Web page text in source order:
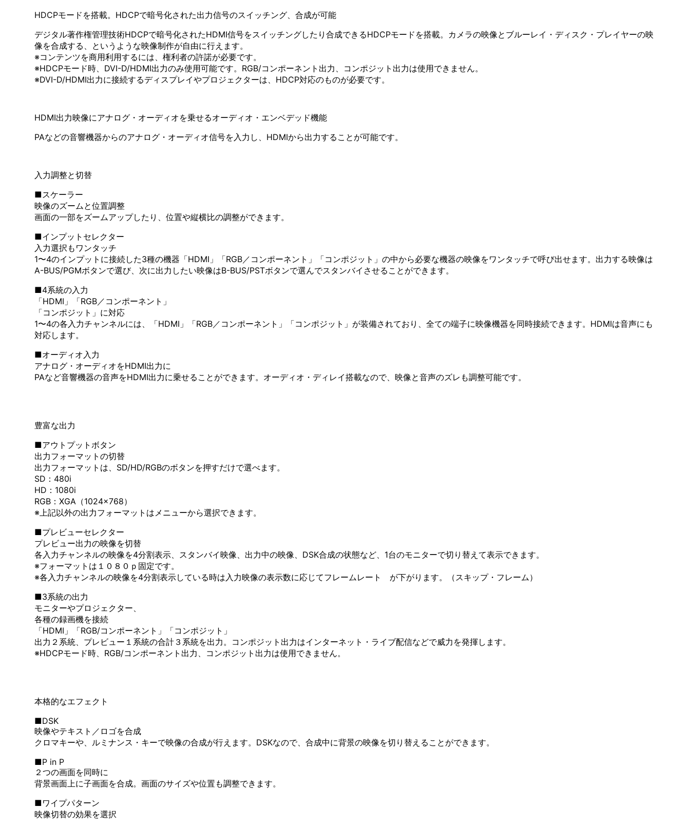
HDCPモードを搭載。HDCPで暗号化された出力信号のスイッチング、合成が可能
デジタル著作権管理技術HDCPで暗号化されたHDMI信号をスイッチングしたり合成できるHDCPモードを搭載。カメラの映像とブルーレイ・ディスク・プレイヤーの映
像を合成する、というような映像制作が自由に行えます。
※コンテンツを商用利用するには、権利者の許諾が必要です。
※HDCPモード時、DVI-D/HDMI出力のみ使用可能です。RGB/コンポーネント出力、コンポジット出力は使用できません。
※DVI-D/HDMI出力に接続するディスプレイやプロジェクターは、HDCP対応のものが必要です。
HDMI出力映像にアナログ・オーディオを乗せるオーディオ・エンベデッド機能
PAなどの音響機器からのアナログ・オーディオ信号を入力し、HDMIから出力することが可能です。
入力調整と切替
■スケーラー
映像のズームと位置調整
画面の一部をズームアップしたり、位置や縦横比の調整ができます。
■インプットセレクター
入力選択もワンタッチ
1〜4のインプットに接続した3種の機器「HDMI」「RGB／コンポーネント」「コンポジット」の中から必要な機器の映像をワンタッチで呼び出せます。出力する映像は
A-BUS/PGMボタンで選び、次に出力したい映像はB-BUS/PSTボタンで選んでスタンバイさせることができます。
■4系統の入力
「HDMI」「RGB／コンポーネント」
「コンポジット」に対応
1〜4の各入力チャンネルには、「HDMI」「RGB／コンポーネント」「コンポジット」が装備されており、全ての端子に映像機器を同時接続できます。HDMIは音声にも
対応します。
■オーディオ入力
アナログ・オーディオをHDMI出力に
PAなど音響機器の音声をHDMI出力に乗せることができます。オーディオ・ディレイ搭載なので、映像と音声のズレも調整可能です。
豊富な出力
■アウトプットボタン
出力フォーマットの切替
出力フォーマットは、SD/HD/RGBのボタンを押すだけで選べます。
SD：480i
HD：1080i
RGB：XGA（1024×768）
※上記以外の出力フォーマットはメニューから選択できます。
■プレビューセレクター
プレビュー出力の映像を切替
各入力チャンネルの映像を4分割表示、スタンバイ映像、出力中の映像、DSK合成の状態など、1台のモニターで切り替えて表示できます。
※フォーマットは１０８０ｐ固定です。
※各入力チャンネルの映像を4分割表示している時は入力映像の表示数に応じてフレームレート が下がります。（スキップ・フレーム）
■3系統の出力
モニターやプロジェクター、
各種の録画機を接続
「HDMI」「RGB/コンポーネント」「コンポジット」
出力２系統、プレビュー１系統の合計３系統を出力。コンポジット出力はインターネット・ライブ配信などで威力を発揮します。
※HDCPモード時、RGB/コンポーネント出力、コンポジット出力は使用できません。
本格的なエフェクト
■DSK
映像やテキスト／ロゴを合成
クロマキーや、ルミナンス・キーで映像の合成が行えます。DSKなので、合成中に背景の映像を切り替えることができます。
■P in P
２つの画面を同時に
背景画面上に子画面を合成。画面のサイズや位置も調整できます。
■ワイプパターン
映像切替の効果を選択